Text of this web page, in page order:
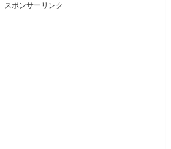
スポンサーリンク